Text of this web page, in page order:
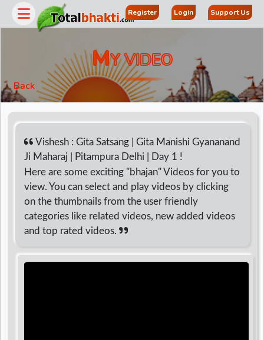
Register Login Support Us
MY VIDEO
Back
Vishesh : Gita Satsang | Gita Manishi Gyananand
Ji Maharaj | Pitampura Delhi | Day 1 !
Here are some exciting "bhajan" Videos for you to
view. You can select and play videos by clicking
on the thumbnails from the user friendly
categories like related videos, new added videos
and top rated videos.